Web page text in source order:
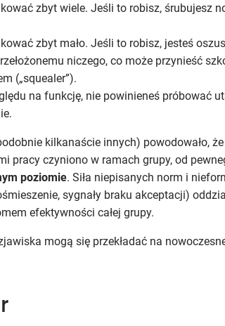
zbyt wiele. Jeśli to robisz, śrubujesz
zbyt mało. Jeśli to robisz, jesteś
niczego, co może przynieść
(„squealer”).
na funkcję, nie powinieneś próbować
kilkanaście innych) powodowało,
pracy czyniono w ramach grupy, od
poziomie. Siła niepisanych norm i
sygnały braku akceptacji)
efektywności całej grupy.
mogą się przekładać na